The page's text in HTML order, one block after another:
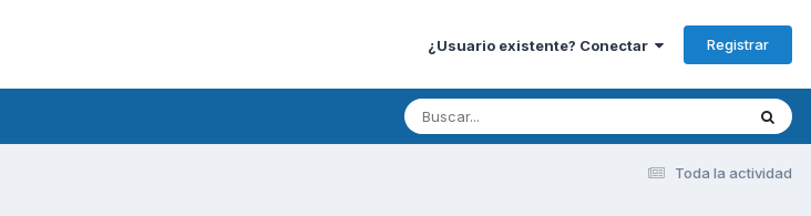
¿Usuario existente? Conectar Registrar
Toda la actividad